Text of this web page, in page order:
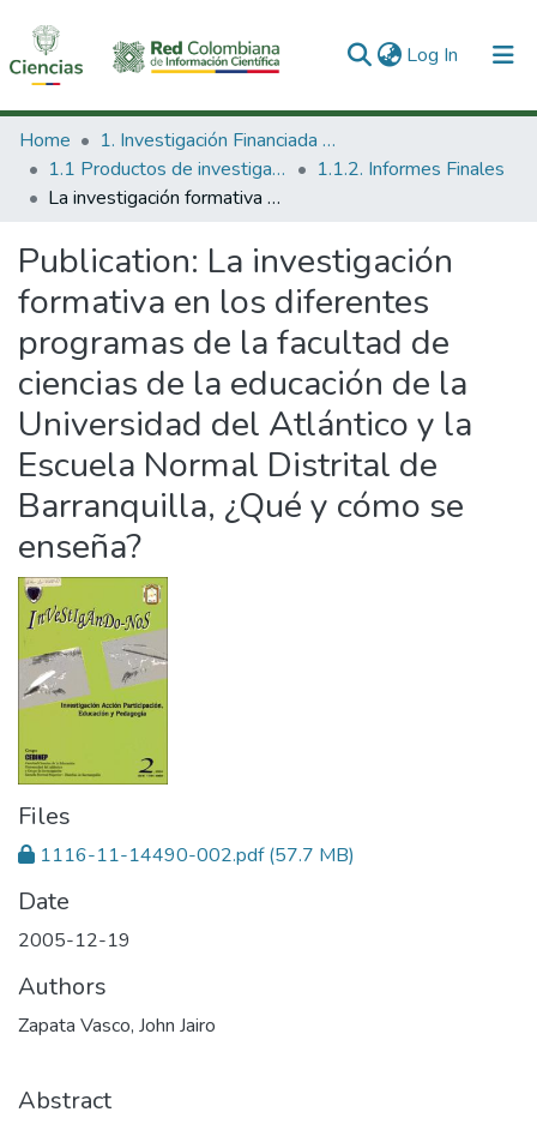
Log In (current)
Communities & Collections
All of DSpace
Home
1. Investigación Financiada con Recursos Públicos
1.1 Productos de investigación
1.1.2. Informes Finales
La investigación formativa en los diferentes programas de la facultad de ciencias de la educación de la Universidad del Atlántico y la Escuela Normal Distrital de Barranquilla, ¿Qué y cómo se enseña?
Publication: La investigación
formativa en los diferentes
programas de la facultad de
ciencias de la educación de la
Universidad del Atlántico y la
Escuela Normal Distrital de
Barranquilla, ¿Qué y cómo se
enseña?
Files
1116-11-14490-002.pdf(57.7 MB)
Date
2005-12-19
Authors
Zapata Vasco, John Jairo
Abstract